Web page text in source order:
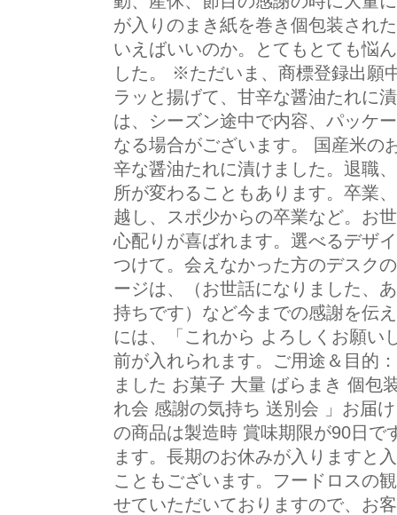
が入りのまき紙を巻き個包装され
いえばいいのか。とてもとても悩
した。 ※ただいま、商標登録出願
ラッと揚げて、甘辛な醤油たれに
は、シーズン途中で内容、パッケ
なる場合がございます。 国産米の
辛な醤油たれに漬けました。退職
所が変わることもあります。卒業
越し、スポ少からの卒業など。お
心配りが喜ばれます。選べるデザ
つけて。会えなかった方のデスク
ージは、（お世話になりました、
持ちです）など今までの感謝を伝
には、「これから よろしくお願い
前が入れられます。ご用途＆目的
ました お菓子 大量 ばらまき 個包
れ会 感謝の気持ち 送別会 」お届
の商品は製造時 賞味期限が90日で
ます。長期のお休みが入りますと
こともございます。フードロスの
せていただいておりますので、お